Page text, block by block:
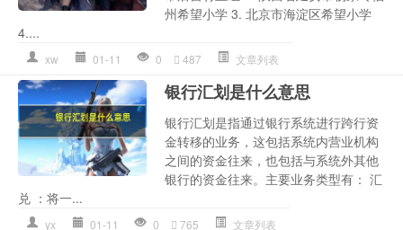
州希望小学 3. 北京市海淀区希望小学
4....
xw 01-11 0 487 文章列表
银行汇划是什么意思
银行汇划是指通过银行系统进行跨行资
金转移的业务，这包括系统内营业机构
之间的资金往来，也包括与系统外其他
银行的资金往来。主要业务类型有： 汇
兑 ：将一...
yx 01-11 0 765 文章列表